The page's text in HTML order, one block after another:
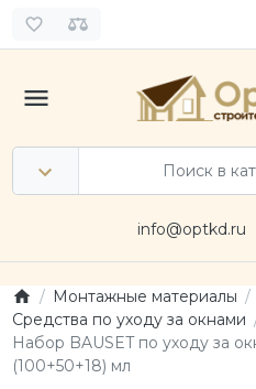
info@optkd.ru
Монтажные материалы
Средства по уходу за окнами
Набор BAUSET по уходу за
(100+50+18) мл